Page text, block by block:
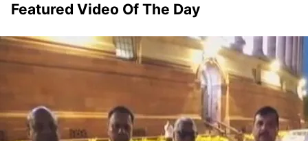
Featured Video Of The Day